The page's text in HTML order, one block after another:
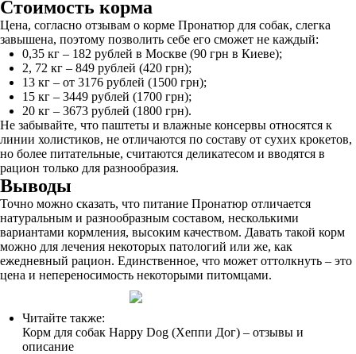
Стоимость корма
Цена, согласно отзывам о корме Пронатюр для собак, слегка
завышена, поэтому позволить себе его сможет не каждый:
0,35 кг – 182 рублей в Москве (90 грн в Киеве);
2, 72 кг – 849 рублей (420 грн);
13 кг – от 3176 рублей (1500 грн);
15 кг – 3449 рублей (1700 грн);
20 кг – 3673 рублей (1800 грн).
Не забывайте, что паштеты и влажные консервы относятся к
линии холистиков, не отличаются по составу от сухих крокетов,
но более питательные, считаются деликатесом и вводятся в
рацион только для разнообразия.
Выводы
Точно можно сказать, что питание Пронатюр отличается
натуральным и разнообразным составом, несколькими
вариантами кормления, высоким качеством. Давать такой корм
можно для лечения некоторых патологий или же, как
ежедневный рацион. Единственное, что может оттолкнуть – это
цена и непереносимость некоторыми питомцами.
Читайте также:
Корм для собак Happy Dog (Хеппи Дог) – отзывы и
описание